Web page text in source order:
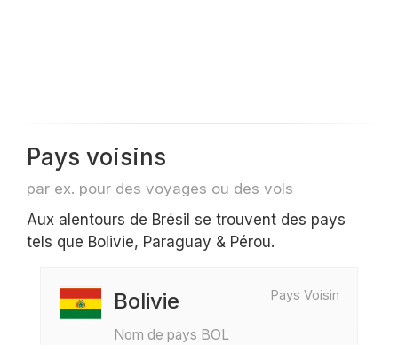
Pays voisins
par ex. pour des voyages ou des vols
Aux alentours de Brésil se trouvent des pays
tels que Bolivie, Paraguay & Pérou.
Pays Voisin
Bolivie
Nom de pays BOL